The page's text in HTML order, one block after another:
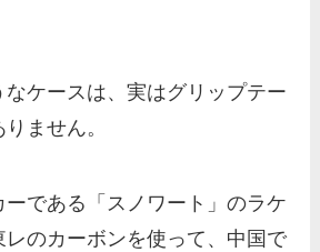
ケースは、実はグリップテー
ません。
ーである「スノワート」のラケ
レのカーボンを使って、中国で